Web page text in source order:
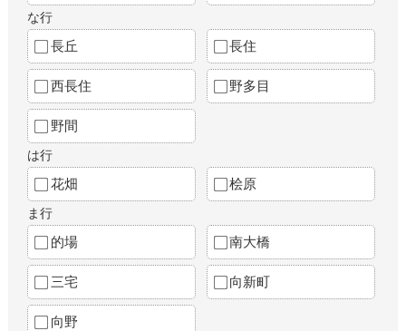
な行
長丘 長住
西長住 野多目
野間
は行
花畑 桧原
ま行
的場 南大橋
三宅 向新町
向野